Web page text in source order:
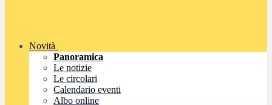
Novità
Panoramica
Le notizie
Le circolari
Calendario eventi
Albo online